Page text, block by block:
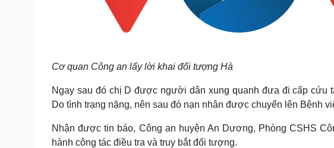
Phòng mạch online
Ăn sạch sống khỏe
Cơ quan Công an lấy lời khai đối tượng Hà
Ngay sau đó chị D được người dân xung quanh đưa đi cấp cứu
Do tình trạng nặng, nên sau đó nạn nhân được chuyển lên Bệnh
Nhận được tin báo, Công an huyện An Dương, Phòng CSHS
hành công tác điều tra và truy bắt đối tượng.